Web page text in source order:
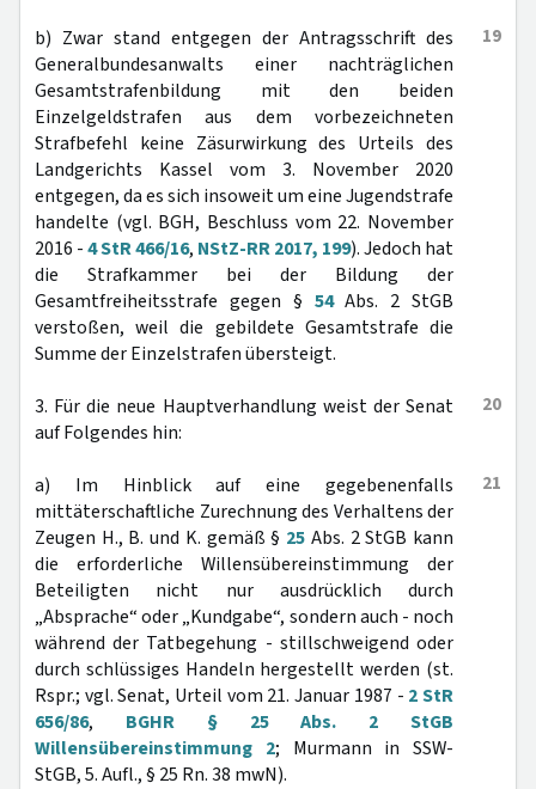
19
b) Zwar stand entgegen der Antragsschrift des
Generalbundesanwalts einer nachträglichen
Gesamtstrafenbildung mit den beiden
Einzelgeldstrafen aus dem vorbezeichneten
Strafbefehl keine Zäsurwirkung des Urteils des
Landgerichts Kassel vom 3. November 2020
entgegen, da es sich insoweit um eine Jugendstrafe
handelte (vgl. BGH, Beschluss vom 22. November
2016 -4 StR 466/16, NStZ-RR 2017, 199). Jedoch hat
die Strafkammer bei der Bildung der
Gesamtfreiheitsstrafe gegen § 54Abs. 2 StGB
verstoßen, weil die gebildete Gesamtstrafe die
Summe der Einzelstrafen übersteigt.
20
3. Für die neue Hauptverhandlung weist der Senat
auf Folgendes hin:
21
a) Im Hinblick auf eine gegebenenfalls
mittäterschaftliche Zurechnung des Verhaltens der
Zeugen H., B. und K. gemäß § 25 Abs. 2 StGB kann
die erforderliche Willensübereinstimmung der
Beteiligten nicht nur ausdrücklich durch
„Absprache“ oder „Kundgabe“, sondern auch - noch
während der Tatbegehung - stillschweigend oder
durch schlüssiges Handeln hergestellt werden (st.
Rspr.; vgl. Senat, Urteil vom 21. Januar 1987 - 2 StR
656/86, BGHR § 25 Abs. 2 StGB
Willensübereinstimmung 2; Murmann in SSW-
StGB, 5. Aufl., § 25 Rn. 38 mwN).